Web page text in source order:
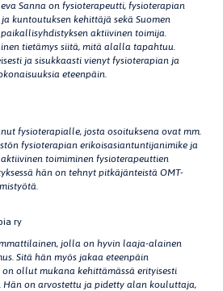
Sanna on fysioterapeutti, fysioterapian
kuntoutuksen kehittäjä sekä Suomen
aktiivinen toimija.
tietämys siitä, mitä alalla tapahtuu.
ja sisukkaasti vienyt fysioterapian ja
eteenpäin.
fysioterapialle, josta osoituksena ovat mm.
fysioterapian erikoisasiantuntijanimike ja
toimiminen fysioterapeuttien
hän on tehnyt pitkäjänteistä OMT-
ry
jolla on hyvin laaja-alainen
Sitä hän myös jakaa eteenpäin
ollut mukana kehittämässä erityisesti
Hän on arvostettu ja pidetty alan kouluttaja,